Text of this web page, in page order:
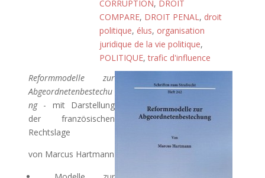
CORRUPTION, DROIT
COMPARE, DROIT PENAL, droit
politique, élus, organisation
juridique de la vie politique,
POLITIQUE,trafic d'influence
Reformmodelle zur
Abgeordnetenbestechu
ng- mit Darstellung
der französischen
Rechtslage
von Marcus Hartmann